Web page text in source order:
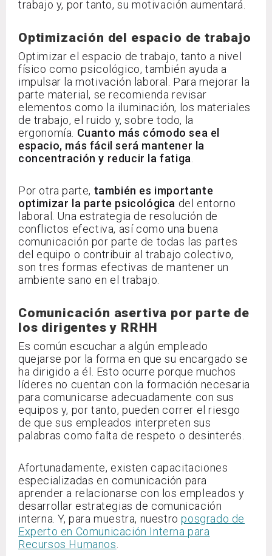
trabajo y, por tanto, su motivación aumentará.
Optimización del espacio de trabajo
Optimizar el espacio de trabajo, tanto a nivel
físico como psicológico, también ayuda a
impulsar la motivación laboral. Para mejorar la
parte material, se recomienda revisar
elementos como la iluminación, los materiales
de trabajo, el ruido y, sobre todo, la
ergonomía. Cuanto más cómodo sea el
espacio, más fácil será mantener la
concentración y reducir la fatiga.
Por otra parte, también es importante
optimizar la parte psicológica del entorno
laboral. Una estrategia de resolución de
conflictos efectiva, así como una buena
comunicación por parte de todas las partes
del equipo o contribuir al trabajo colectivo,
son tres formas efectivas de mantener un
ambiente sano en el trabajo.
Comunicación asertiva por parte de
los dirigentes y RRHH
Es común escuchar a algún empleado
quejarse por la forma en que su encargado se
ha dirigido a él. Esto ocurre porque muchos
líderes no cuentan con la formación necesaria
para comunicarse adecuadamente con sus
equipos y, por tanto, pueden correr el riesgo
de que sus empleados interpreten sus
palabras como falta de respeto o desinterés.
Afortunadamente, existen capacitaciones
especializadas en comunicación para
aprender a relacionarse con los empleados y
desarrollar estrategias de comunicación
interna. Y, para muestra, nuestroposgrado de
Experto en Comunicación Interna para
Recursos Humanos.